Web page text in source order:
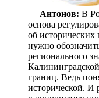
Антонов: В
основа
об исторических
нужно
регионального
границ. Ведь
исторической. И